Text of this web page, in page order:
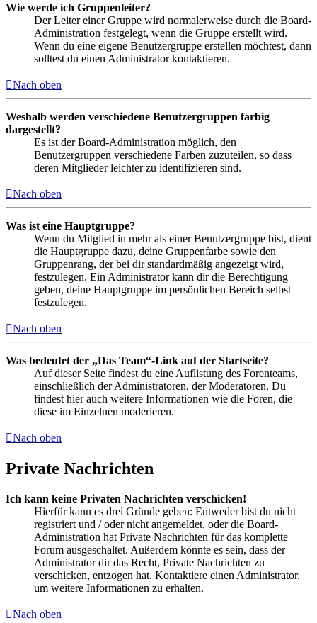
Wie werde ich Gruppenleiter?
Der Leiter einer Gruppe wird normalerweise durch die Board-
Administration festgelegt, wenn die Gruppe erstellt wird.
Wenn du eine eigene Benutzergruppe erstellen möchtest, dann
solltest du einen Administrator kontaktieren.
Nach oben
Weshalb werden verschiedene Benutzergruppen farbig
dargestellt?
Es ist der Board-Administration möglich, den
Benutzergruppen verschiedene Farben zuzuteilen, so dass
deren Mitglieder leichter zu identifizieren sind.
Nach oben
Was ist eine Hauptgruppe?
Wenn du Mitglied in mehr als einer Benutzergruppe bist, dient
die Hauptgruppe dazu, deine Gruppenfarbe sowie den
Gruppenrang, der bei dir standardmäßig angezeigt wird,
festzulegen. Ein Administrator kann dir die Berechtigung
geben, deine Hauptgruppe im persönlichen Bereich selbst
festzulegen.
Nach oben
Was bedeutet der „Das Team“-Link auf der Startseite?
Auf dieser Seite findest du eine Auflistung des Forenteams,
einschließlich der Administratoren, der Moderatoren. Du
findest hier auch weitere Informationen wie die Foren, die
diese im Einzelnen moderieren.
Nach oben
Private Nachrichten
Ich kann keine Privaten Nachrichten verschicken!
Hierfür kann es drei Gründe geben: Entweder bist du nicht
registriert und / oder nicht angemeldet, oder die Board-
Administration hat Private Nachrichten für das komplette
Forum ausgeschaltet. Außerdem könnte es sein, dass der
Administrator dir das Recht, Private Nachrichten zu
verschicken, entzogen hat. Kontaktiere einen Administrator,
um weitere Informationen zu erhalten.
Nach oben